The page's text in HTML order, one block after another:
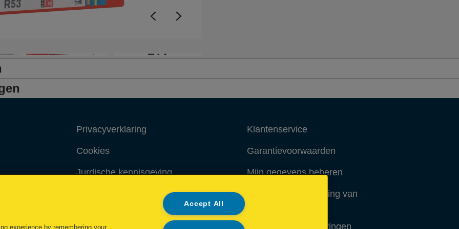
+12
Privacyverklaring
Cookies
Jurdische kennisgeving
Klantenservice
Garantievoorwaarden
Mijn gegevens beheren
Richtlijnen bij recycling van
Conformiteitsverklaringen
experience by remembering your
Accept All